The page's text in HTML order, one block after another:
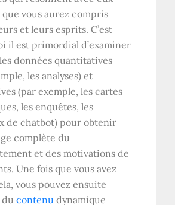
vous aurez compris
et leurs esprits. C’est
il est primordial d’examiner
données quantitatives
les analyses) et
(par exemple, les cartes
les enquêtes, les
de chatbot) pour obtenir
complète du
et des motivations de
Une fois que vous avez
vous pouvez ensuite
ducontenu dynamique